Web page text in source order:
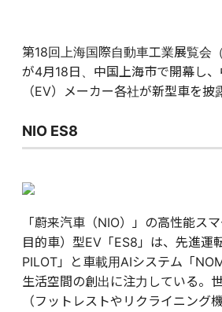
第18回上海国際自動車工業展覧会
が4月18日、中国上海市で開幕し
（EV）メーカー各社が新型車を披
NIO ES8
「蔚来汽車（NIO）」の高性能ス
目的車）型EV「ES8」は、先進運
PILOT」と車載用AIシステム「
生活空間の創出に注力している。
（フットレストやリクライニング